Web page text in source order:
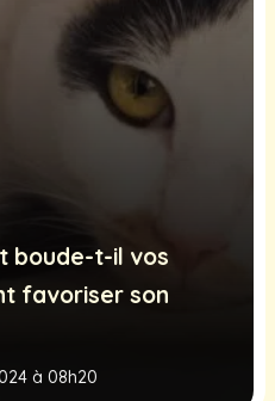
boude-t-il vos
favoriser son
à 08h20